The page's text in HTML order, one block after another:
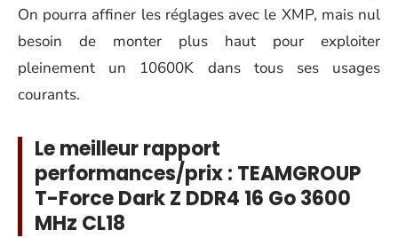
On pourra affiner les réglages avec le XMP, mais nul
besoin de monter plus haut pour exploiter
pleinement un 10600K dans tous ses usages
courants.
Le meilleur rapport
performances/prix : TEAMGROUP
T-Force Dark Z DDR4 16 Go 3600
MHz CL18